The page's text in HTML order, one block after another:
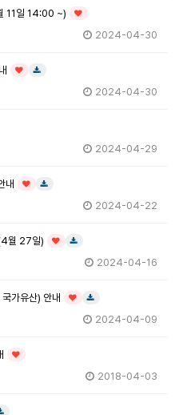
11일 14:00 ~) 인기글
2024-04-30
인기글다운로드
2024-04-30
드
2024-04-29
내 인기글다운로드
2024-04-22
월 27일) 인기글다운로드
2024-04-16
가유산) 안내 인기글다운로드
2024-04-09
인기글
2018-04-03